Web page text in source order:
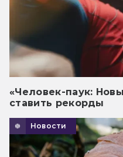
«Человек-паук:
ставить рекорды
Новости